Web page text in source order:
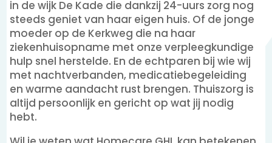
in de wijk De Kade die dankzij 24-uurs zorg nog
steeds geniet van haar eigen huis. Of de jonge
moeder op de Kerkweg die na haar
ziekenhuisopname met onze verpleegkundige
hulp snel herstelde. En de echtparen bij wie wij
met nachtverbanden, medicatiebegeleiding
en warme aandacht rust brengen. Thuiszorg is
altijd persoonlijk en gericht op wat jij nodig
hebt.